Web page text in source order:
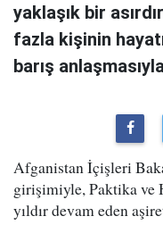
yaklaşık bir
fazla kişinin
barış
Afganistan İçişleri
girişimiyle, Paktika ve
yıldır devam eden